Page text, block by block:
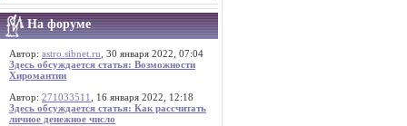
На форуме
Автор: astro.sibnet.ru , 30 января 2022, 07:04
Здесь обсуждается статья: Возможности
Хиромантии
Автор: 271033511
, 16 января 2022, 12:18
Здесь обсуждается статья: Как рассчитать
личное денежное число